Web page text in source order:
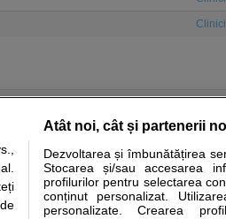
medicale Boli si afectiuni
disponibile pe sfatulmedicului.ro au
ca pe langa informatia primita pe
Atât noi, cât și partenerii
Dezvoltarea și îmbunătățirea
Stocarea și/sau accesarea
profilurilor pentru selectarea
conținut personalizat.
personalizate. Crearea